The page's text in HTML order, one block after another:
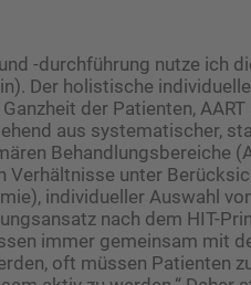
-durchführung nutze ich
Der holistische
der Patienten,
aus systematischer,
Behandlungsbereiche
Verhältnisse unter
individueller Auswahl
nach dem HIT-
immer gemeinsam mit
oft müssen Patienten